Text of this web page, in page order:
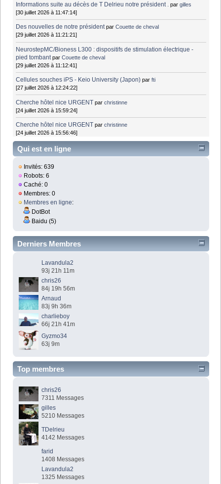
Informations suite au décès de T Delrieu notre président . pargilles
[30 juillet 2026 à 11:47:14]
Des nouvelles de notre président parCouette de cheval
[29 juillet 2026 à 11:21:21]
NeurostepMC/Bioness L300 : dispositifs de stimulation électrique -
pied tombant parCouette de cheval
[29 juillet 2026 à 11:12:41]
Cellules souches iPS - Keio University (Japon) parfti
[27 juillet 2026 à 12:24:22]
Cherche hôtel nice URGENT parchristinne
[24 juillet 2026 à 15:59:24]
Cherche hôtel nice URGENT parchristinne
[24 juillet 2026 à 15:56:46]
Qui est en ligne
Invités: 639
Robots: 6
Caché: 0
Membres: 0
Membres en ligne:
DotBot
Baidu (5)
Derniers Membres
Lavandula2
93j 21h 11m
chris26
84j 19h 56m
Arnaud
83j 9h 36m
charlieboy
66j 21h 41m
Gyzmo34
63j 9m
Top membres
chris26
7311 Messages
gilles
5210 Messages
TDelrieu
4142 Messages
farid
1408 Messages
Lavandula2
1325 Messages